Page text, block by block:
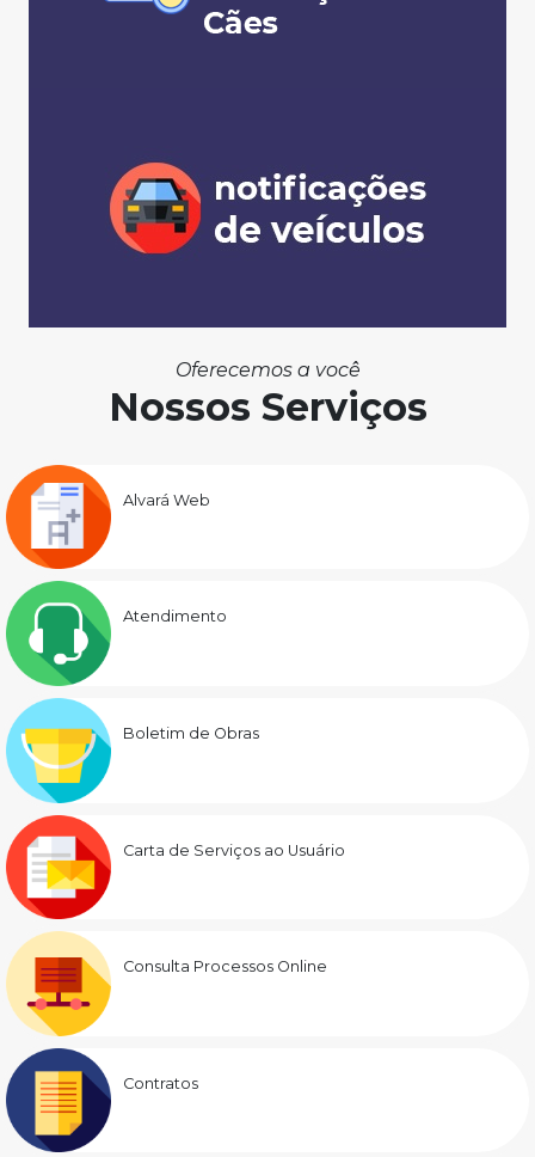
Oferecemos a você
Nossos Serviços
Alvará Web
Atendimento
Boletim de Obras
Carta de Serviços ao Usuário
Consulta Processos Online
Contratos